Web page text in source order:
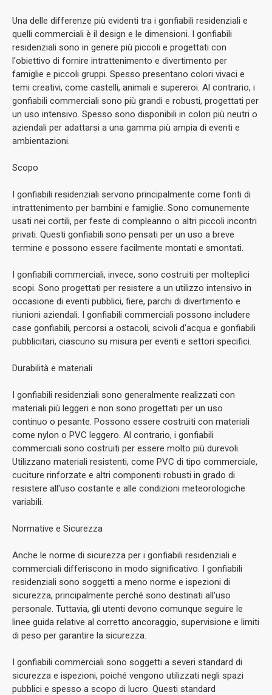
Una delle differenze più evidenti tra i gonfiabili residenziali e
quelli commerciali è il design e le dimensioni. I gonfiabili
residenziali sono in genere più piccoli e progettati con
l'obiettivo di fornire intrattenimento e divertimento per
famiglie e piccoli gruppi. Spesso presentano colori vivaci e
temi creativi, come castelli, animali e supereroi. Al contrario, i
gonfiabili commerciali sono più grandi e robusti, progettati per
un uso intensivo. Spesso sono disponibili in colori più neutri o
aziendali per adattarsi a una gamma più ampia di eventi e
ambientazioni.
Scopo
I gonfiabili residenziali servono principalmente come fonti di
intrattenimento per bambini e famiglie. Sono comunemente
usati nei cortili, per feste di compleanno o altri piccoli incontri
privati. Questi gonfiabili sono pensati per un uso a breve
termine e possono essere facilmente montati e smontati.
I gonfiabili commerciali, invece, sono costruiti per molteplici
scopi. Sono progettati per resistere a un utilizzo intensivo in
occasione di eventi pubblici, fiere, parchi di divertimento e
riunioni aziendali. I gonfiabili commerciali possono includere
case gonfiabili, percorsi a ostacoli, scivoli d'acqua e gonfiabili
pubblicitari, ciascuno su misura per eventi e settori specifici.
Durabilità e materiali
I gonfiabili residenziali sono generalmente realizzati con
materiali più leggeri e non sono progettati per un uso
continuo o pesante. Possono essere costruiti con materiali
come nylon o PVC leggero. Al contrario, i gonfiabili
commerciali sono costruiti per essere molto più durevoli.
Utilizzano materiali resistenti, come PVC di tipo commerciale,
cuciture rinforzate e altri componenti robusti in grado di
resistere all'uso costante e alle condizioni meteorologiche
variabili.
Normative e Sicurezza
Anche le norme di sicurezza per i gonfiabili residenziali e
commerciali differiscono in modo significativo. I gonfiabili
residenziali sono soggetti a meno norme e ispezioni di
sicurezza, principalmente perché sono destinati all'uso
personale. Tuttavia, gli utenti devono comunque seguire le
linee guida relative al corretto ancoraggio, supervisione e limiti
di peso per garantire la sicurezza.
I gonfiabili commerciali sono soggetti a severi standard di
sicurezza e ispezioni, poiché vengono utilizzati negli spazi
pubblici e spesso a scopo di lucro. Questi standard